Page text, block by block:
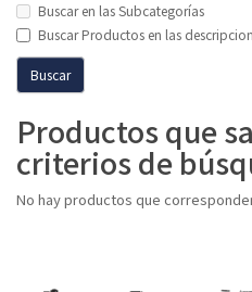
Buscar en las Subcategorías
Buscar Productos en las
Productos que
criterios de
No hay productos que